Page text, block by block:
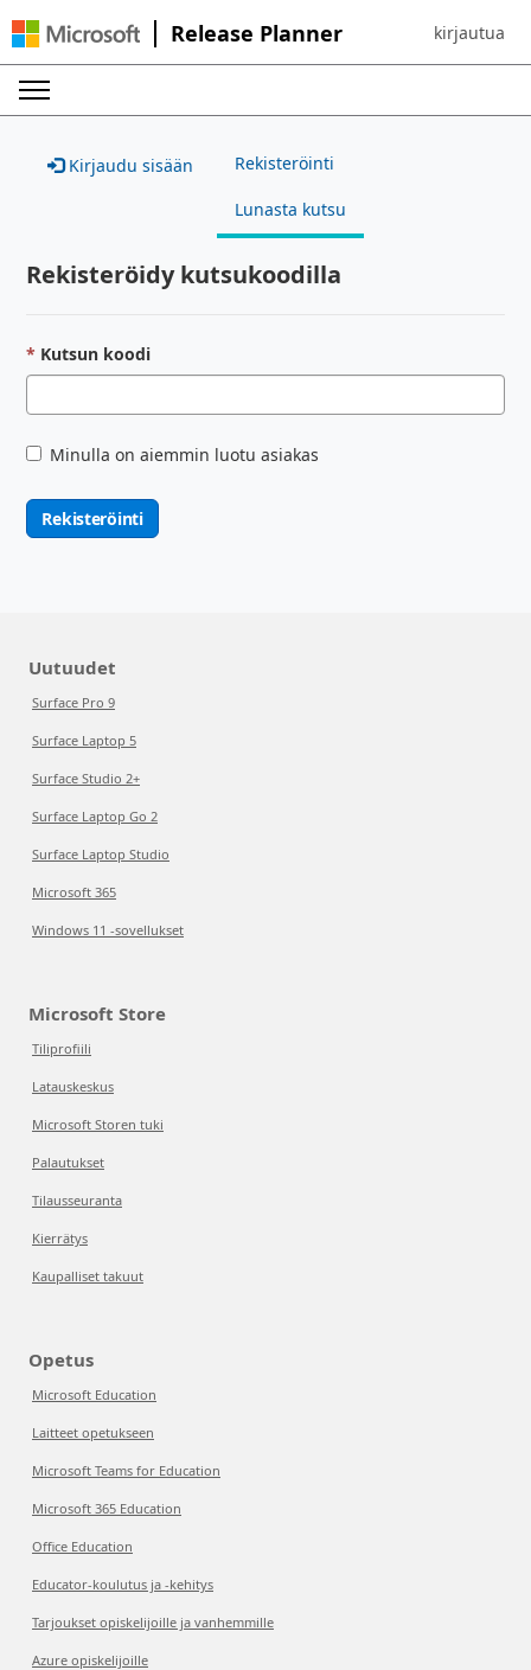
Release Planner Sign in to
kirjautua
Kirjaudu sisään Rekisteröinti
Lunasta kutsu
Rekisteröidy kutsukoodilla
Kutsun koodi
Minulla on aiemmin luotu asiakas
Rekisteröinti
Uutuudet
Surface Pro 9
Surface Laptop 5
Surface Studio 2+
Surface Laptop Go 2
Surface Laptop Studio
Microsoft 365
Windows 11 -sovellukset
Microsoft Store
Tiliprofiili
Latauskeskus
Microsoft Storen tuki
Palautukset
Tilausseuranta
Kierrätys
Kaupalliset takuut
Opetus
Microsoft Education
Laitteet opetukseen
Microsoft Teams for Education
Microsoft 365 Education
Office Education
Educator-koulutus ja -kehitys
Tarjoukset opiskelijoille ja vanhemmille
Azure opiskelijoille